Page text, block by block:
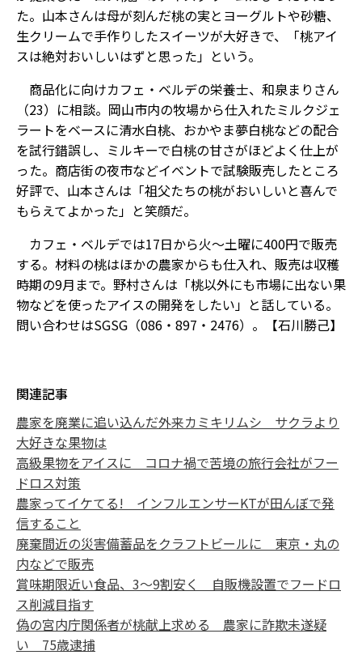
た。山本さんは母が刻んだ桃の実とヨーグルトや砂糖、
生クリームで手作りしたスイーツが大好きで、「桃アイ
スは絶対おいしいはずと思った」という。
商品化に向けカフェ・ベルデの栄養士、和泉まりさん
（23）に相談。岡山市内の牧場から仕入れたミルクジェ
ラートをベースに清水白桃、おかやま夢白桃などの配合
を試行錯誤し、ミルキーで白桃の甘さがほどよく仕上が
った。商店街の夜市などイベントで試験販売したところ
好評で、山本さんは「祖父たちの桃がおいしいと喜んで
もらえてよかった」と笑顔だ。
カフェ・ベルデでは17日から火～土曜に400円で販売
する。材料の桃はほかの農家からも仕入れ、販売は収穫
時期の9月まで。野村さんは「桃以外にも市場に出ない果
物などを使ったアイスの開発をしたい」と話している。
問い合わせはSGSG（086・897・2476）。【石川勝己】
関連記事
農家を廃業に追い込んだ外来カミキリムシ サクラより
大好きな果物は
高級果物をアイスに コロナ禍で苦境の旅行会社がフー
ドロス対策
農家ってイケてる! インフルエンサーKTが田んぼで発
信すること
廃棄間近の災害備蓄品をクラフトビールに 東京・丸の
内などで販売
賞味期限近い食品、3～9割安く 自販機設置でフードロ
ス削減目指す
偽の宮内庁関係者が桃献上求める 農家に詐欺未遂疑
い 75歳逮捕